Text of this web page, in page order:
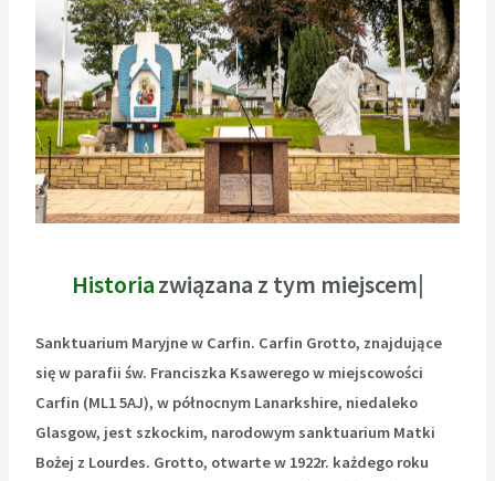
Historia
Sanktuarium Maryjne w Carfin. Carfin Grotto, znajdujące
się w parafii św. Franciszka Ksawerego w miejscowości
Carfin (ML1 5AJ), w północnym Lanarkshire, niedaleko
Glasgow, jest szkockim, narodowym sanktuarium Matki
Bożej z Lourdes. Grotto, otwarte w 1922r. każdego roku